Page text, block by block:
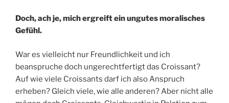
Doch, ach je, mich ergreift ein ungutes moralisches
Gefühl.
War es vielleicht nur Freundlichkeit und ich
beanspruche doch ungerechtfertigt das Croissant?
Auf wie viele Croissants darf ich also Anspruch
erheben? Gleich viele, wie alle anderen? Aber nicht alle